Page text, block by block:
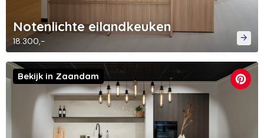
Notenlichte eilandkeuken
18.300,-
Bekijk in Zaandam